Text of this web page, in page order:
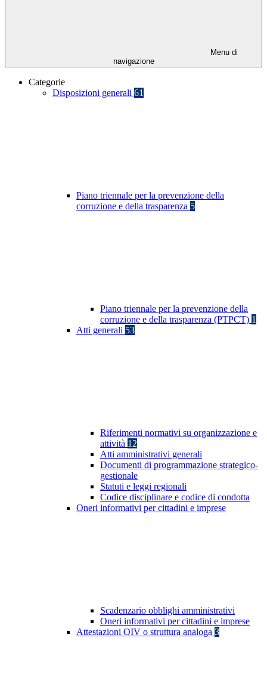
Menu di
navigazione
Categorie
Disposizioni generali 61
Piano triennale per la prevenzione della
corruzione e della trasparenza 5
Piano triennale per la prevenzione della
corruzione e della trasparenza (PTPCT) 1
Atti generali 53
Riferimenti normativi su organizzazione e
attività 12
Atti amministrativi generali
Documenti di programmazione strategico-
gestionale
Statuti e leggi regionali
Codice disciplinare e codice di condotta
Oneri informativi per cittadini e imprese
Scadenzario obblighi amministrativi
Oneri informativi per cittadini e imprese
Attestazioni OIV o struttura analoga 3